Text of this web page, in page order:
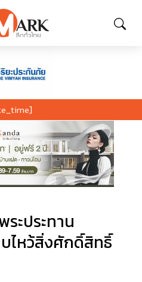
ระประทาน
ไหว้สิ่งศักดิ์สิทธิ์